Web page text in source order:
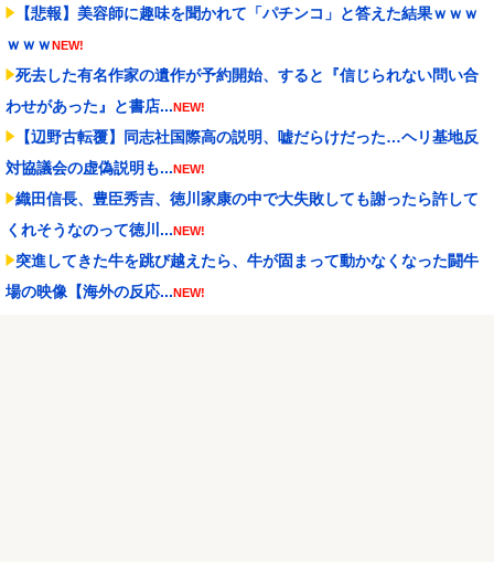
【悲報】美容師に趣味を聞かれて「パチンコ」と答えた結果ｗｗｗ
ｗｗｗNEW!
死去した有名作家の遺作が予約開始、すると『信じられない問い合
わせがあった』と書店...NEW!
【辺野古転覆】同志社国際高の説明、嘘だらけだった…ヘリ基地反
対協議会の虚偽説明も...NEW!
織田信長、豊臣秀吉、徳川家康の中で大失敗しても謝ったら許して
くれそうなのって徳川...NEW!
突進してきた牛を跳び越えたら、牛が固まって動かなくなった闘牛
場の映像【海外の反応...NEW!